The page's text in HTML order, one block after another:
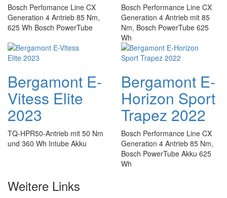
Bosch Perfomance Line CX
Generation 4 Antrieb 85 Nm,
625 Wh Bosch PowerTube
Bosch Performance Line CX
Generation 4 Antrieb mit 85
Nm, Bosch PowerTube 625
Wh
Bergamont E-
Vitess Elite
2023
TQ-HPR50-Antrieb mit 50 Nm
und 360 Wh Intube Akku
Bergamont E-
Horizon Sport
Trapez 2022
Bosch Performance Line CX
Generation 4 Antrieb 85 Nm,
Bosch PowerTube Akku 625
Wh
Weitere Links